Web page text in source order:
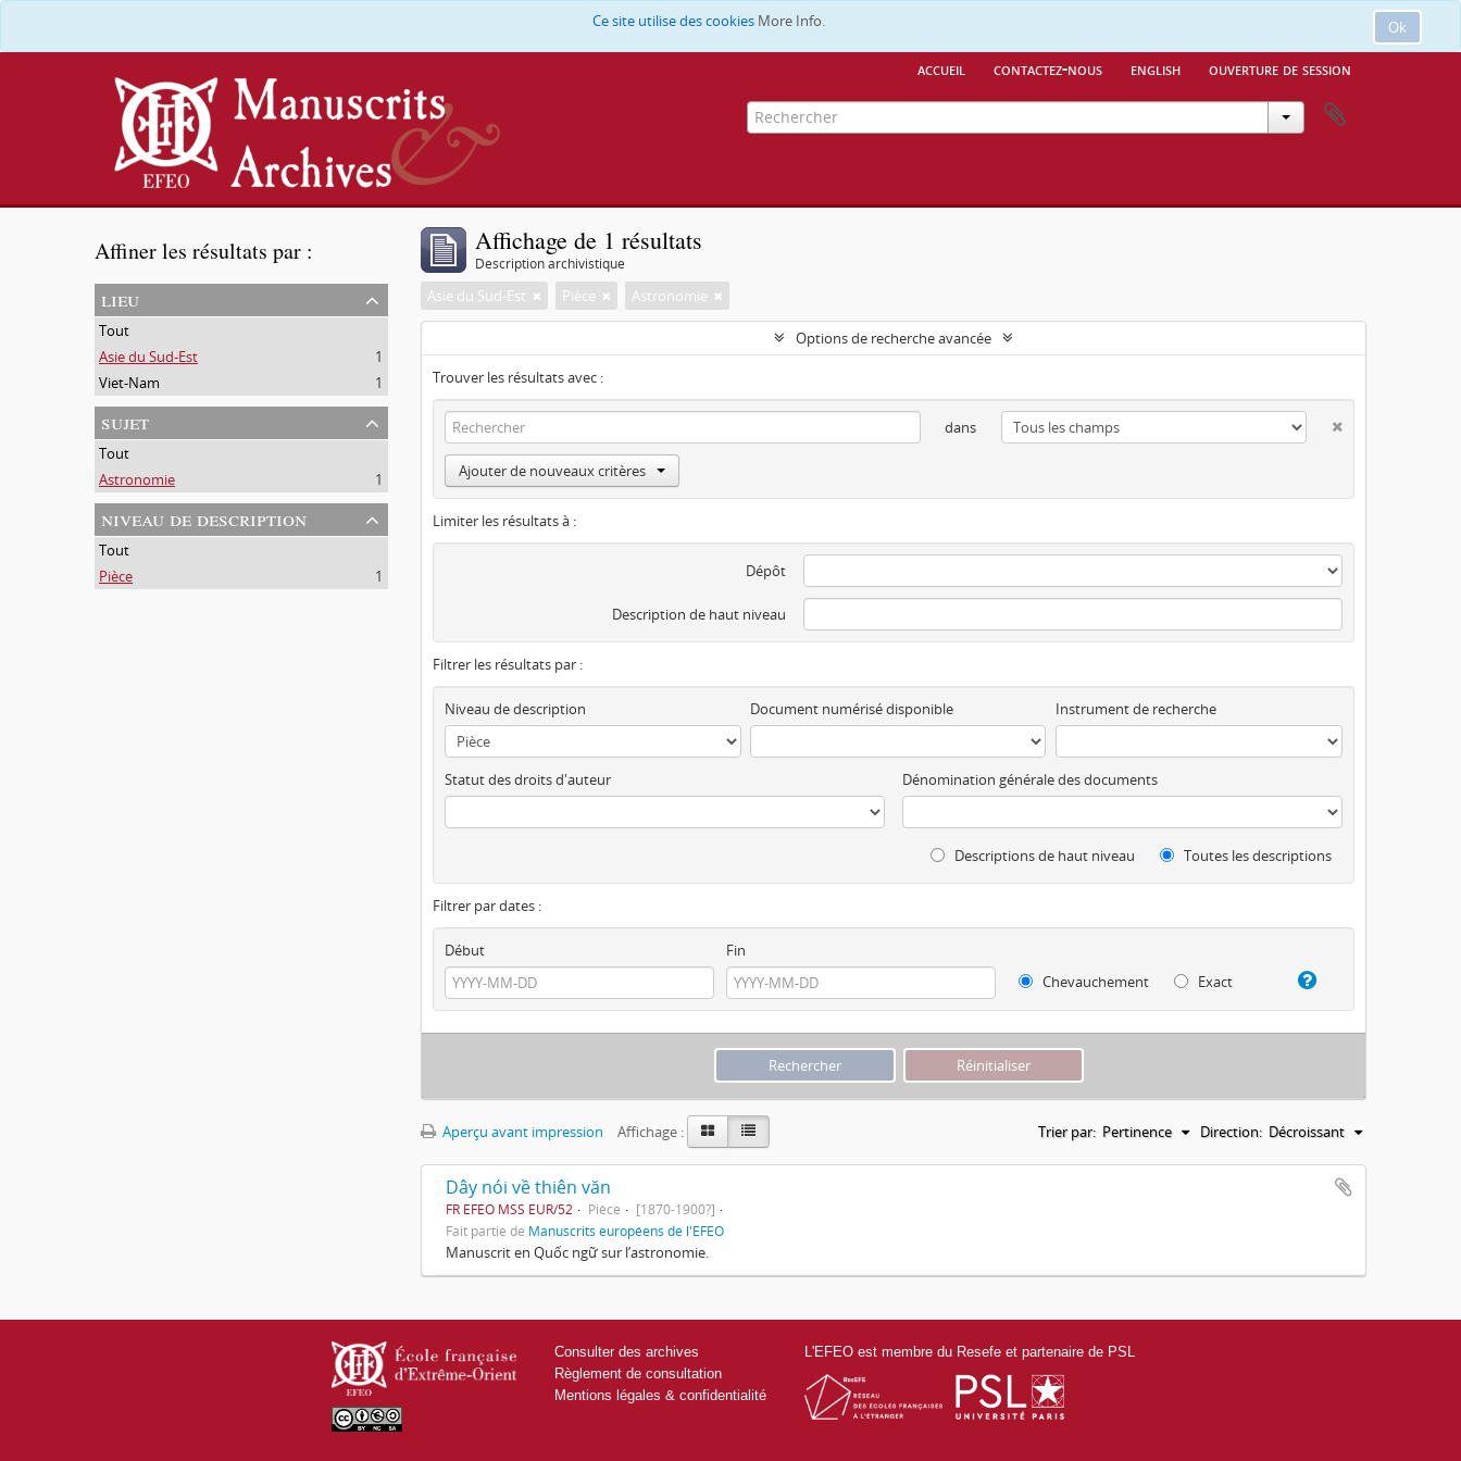
Ok
Ce site utilise des cookies More Info.
accueil contactez-nous english ouverture de session
Affiner les résultats par :
lieu
Tout
Asie du Sud-Est
1
Viet-Nam
1
sujet
Tout
Astronomie
1
niveau de description
Tout
Pièce
1
Affichage de 1 résultats
Description archivistique
Asie du Sud-Est Pièce Astronomie
Options de recherche avancée
Trouver les résultats avec :
dans
Ajouter de nouveaux critères
Limiter les résultats à :
Dépôt
Description de haut niveau
Filtrer les résultats par :
Niveau de description Document numérisé disponible Instrument de recherche
Statut des droits d'auteur Dénomination générale des documents
Descriptions de haut niveau Toutes les descriptions
Filtrer par dates :
Début
Fin
Chevauchement
Exact
Aperçu avant impression Affichage : Trier par: Pertinence Direction: Décroissant
Dây nói về thiên văn
FR EFEO MSS EUR/52 Pièce
[1870-1900?]
Fait partie de Manuscrits européens de l'EFEO
Manuscrit en Quốc ngữ sur l’astronomie.
Consulter des archives
Règlement de consultation
Mentions légales & confidentialité
L'EFEO est membre du Resefe et partenaire de PSL